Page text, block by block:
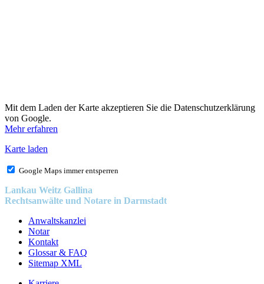
Mit dem Laden der Karte akzeptieren Sie die Datenschutzerklärung
von Google.
Mehr erfahren
Karte laden
Google Maps immer entsperren
Lankau Weitz Gallina
Rechtsanwälte und Notare in Darmstadt
Anwaltskanzlei
Notar
Kontakt
Glossar & FAQ
Sitemap XML